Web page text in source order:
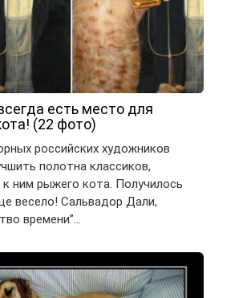
есть место для
(22 фото)
российских художников
полотна классиков,
ним рыжего кота. Получилось
весело! Сальвадор Дали,
времени”…